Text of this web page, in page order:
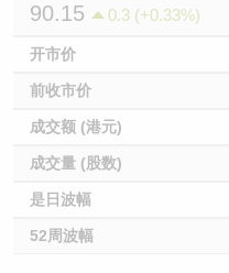
90.15
0.3 (+0.33%)
开市价
前收市价
成交额 (港元)
成交量 (股数)
是日波幅
52周波幅